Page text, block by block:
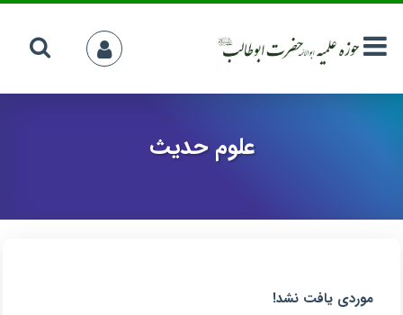
علوم حدیث
موردی یافت نشد!